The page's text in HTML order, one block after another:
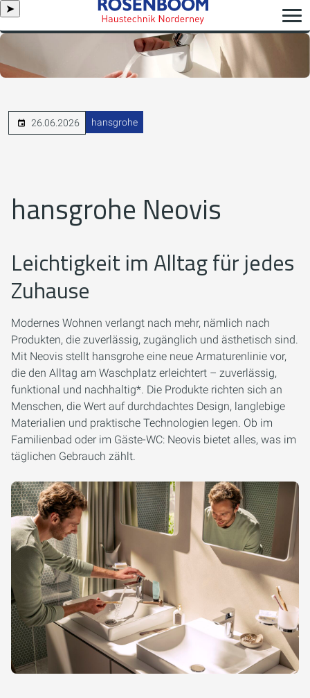
➤
26.06.2026 hansgrohe
hansgrohe Neovis
Leichtigkeit im Alltag für jedes
Zuhause
Modernes Wohnen verlangt nach mehr, nämlich nach
Produkten, die zuverlässig, zugänglich und ästhetisch sind.
Mit Neovis stellt hansgrohe eine neue Armaturenlinie vor,
die den Alltag am Waschplatz erleichtert – zuverlässig,
funktional und nachhaltig*. Die Produkte richten sich an
Menschen, die Wert auf durchdachtes Design, langlebige
Materialien und praktische Technologien legen. Ob im
Familienbad oder im Gäste-WC: Neovis bietet alles, was im
täglichen Gebrauch zählt.